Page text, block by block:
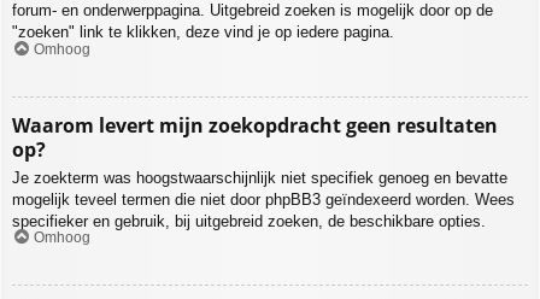
forum- en onderwerppagina. Uitgebreid zoeken is mogelijk door op de
"zoeken" link te klikken, deze vind je op iedere pagina.
Omhoog
Waarom levert mijn zoekopdracht geen resultaten
op?
Je zoekterm was hoogstwaarschijnlijk niet specifiek genoeg en bevatte
mogelijk teveel termen die niet door phpBB3 geïndexeerd worden. Wees
specifieker en gebruik, bij uitgebreid zoeken, de beschikbare opties.
Omhoog